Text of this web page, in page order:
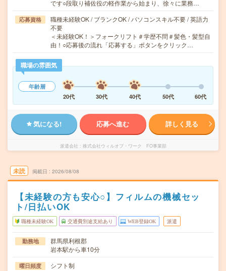
です○段取り補佐役の軽作業から始まり、徐々に業務…
応募資格
職種未経験OK / ブランクOK / パソコンスキル不要 / 英語力
不要
＜未経験OK！＞フォークリフト＃学歴不問＃髪色・髪型自
由！○応募後の流れ「応募する」ボタンをクリック…
職場の雰囲気
年齢層
20代
30代 40代 50代 60代
気になる! 応募へ進む 詳しく見る
派遣会社 株式会社ウィルオブ・ワーク FO事業部
未読 掲載日 2026/08/08
【未経験の方も安心○】フィルムの機械セッ
ト/日払いOK
職種未経験OK 交通費別途支給あり WEB登録OK 派遣
勤務地
群馬県利根郡
岩本駅から車10分
曜日頻度 シフト制